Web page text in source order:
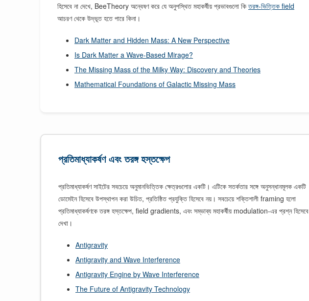
হিসেবে না দেখে, BeeTheory অন্বেষণ করে যে অনুপস্থিত মহাকর্ষীয় প্রভাবগুলো কিতরঙ্গ-ভিত্তিক field
আচরণ থেকে উদ্ভূত হতে পারে কিনা।
Dark Matter and Hidden Mass: A New Perspective
Is Dark Matter a Wave-Based Mirage?
The Missing Mass of the Milky Way: Discovery and Theories
Mathematical Foundations of Galactic Missing Mass
প্রতিমাধ্যাকর্ষণ এবং তরঙ্গ হস্তক্ষেপ
প্রতিমাধ্যাকর্ষণ সাইটের সবচেয়ে অনুমানভিত্তিক ক্ষেত্রগুলোর একটি। এটিকে সতর্কতার সঙ্গে অনুসন্ধানমূলক একটি
ডোমেইন হিসেবে উপস্থাপন করা উচিত, প্রতিষ্ঠিত প্রযুক্তি হিসেবে নয়। সবচেয়ে শক্তিশালী framing হলো
প্রতিমাধ্যাকর্ষণকে তরঙ্গ হস্তক্ষেপ, field gradients, এবং সম্ভাব্য মহাকর্ষীয় modulation-এর প্রশ্ন হিসেবে
দেখা।
Antigravity
Antigravity and Wave Interference
Antigravity Engine by Wave Interference
The Future of Antigravity Technology